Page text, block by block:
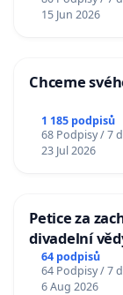
15 Jun 2026
Chceme
1 185 podpisů
68 Podpisy / 7
23 Jul 2026
Petice za
divadelní
64 podpisů
64 Podpisy / 7
6 Aug 2026